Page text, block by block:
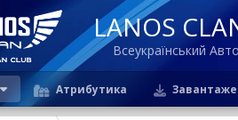
LANOS
Всеукраїнський
Атрибутика